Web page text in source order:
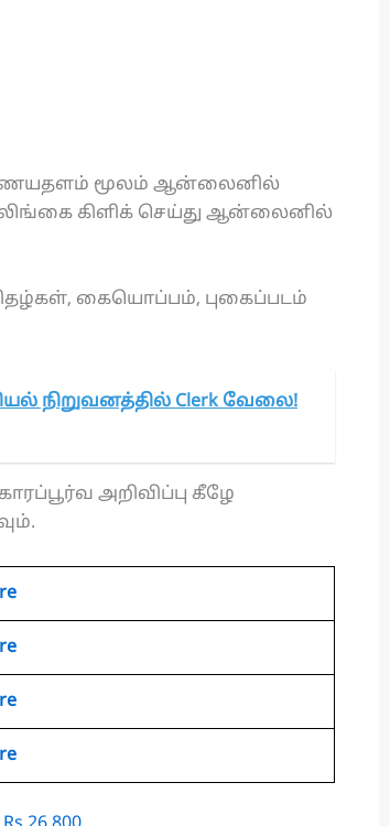
இணையதளம் மூலம் ஆன்லைனில்
கிளிக் செய்து ஆன்லைனில்
கையொப்பம், புகைப்படம்
நிறுவனத்தில் Clerk வேலை!
அறிவிப்பு கீழே